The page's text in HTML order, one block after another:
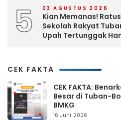
5 03 AGUSTUS 2026
Kian Memanas!
Sekolah Rakyat
Upah Tertunggak
CEK FAKTA
CEK FAKTA:
Besar di Tuban-
BMKG
16 Juni 2026